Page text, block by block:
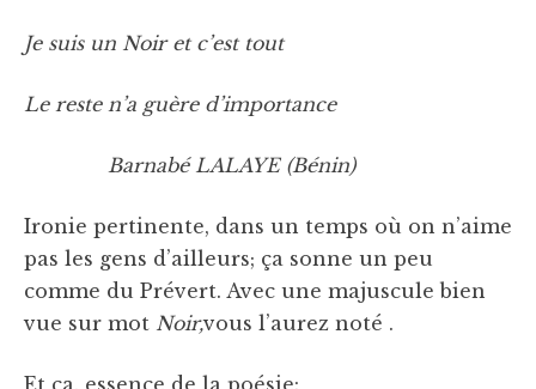
Je suis un Noir et c’est tout
Le reste n’a guère d’importance
Barnabé LALAYE (Bénin)
Ironie pertinente, dans un temps où on n’aime
pas les gens d’ailleurs; ça sonne un peu
comme du Prévert. Avec une majuscule bien
vue sur mot Noir,vous l’aurez noté .
Et ça, essence de la poésie: